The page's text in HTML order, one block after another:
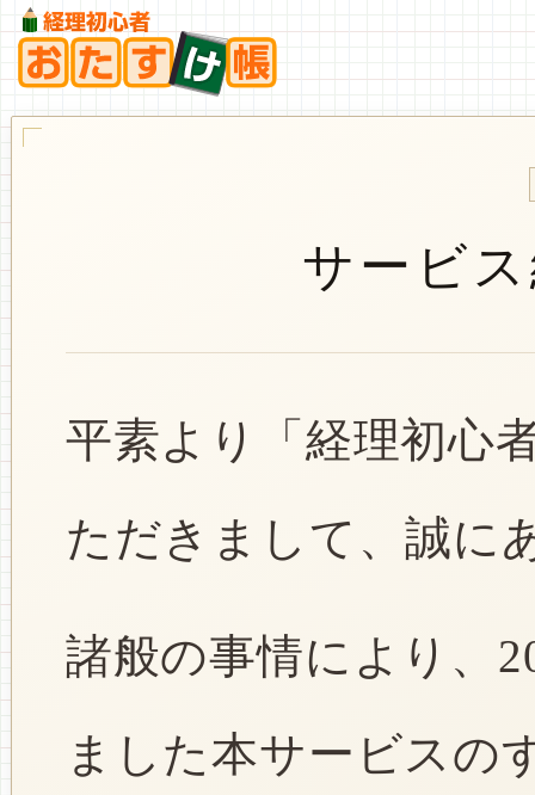
サービ
平素より「経理初心
ただきまして、誠に
諸般の事情により、
ました本サービスの